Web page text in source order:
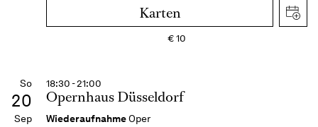
Karten
€10
So
20
Sep
18:30 - 21:00
Opernhaus Düsseldorf
WiederaufnahmeOper